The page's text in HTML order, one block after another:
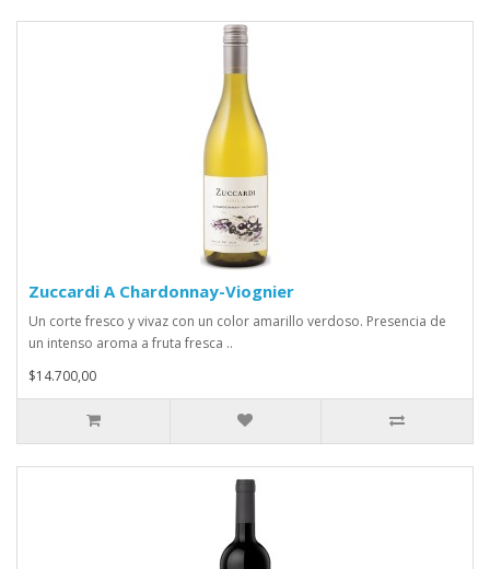
Zuccardi A Chardonnay-Viognier
Un corte fresco y vivaz con un color amarillo verdoso. Presencia de
un intenso aroma a fruta fresca ..
$14.700,00